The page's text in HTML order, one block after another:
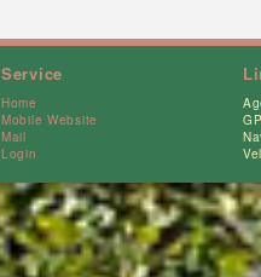
Service
Home
Mobile Website
Mail
Login